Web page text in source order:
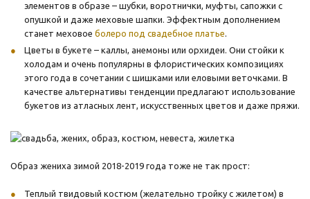
элементов в образе – шубки, воротнички, муфты, сапожки с
опушкой и даже меховые шапки. Эффектным дополнением
станет меховое болеро под свадебное платье.
Цветы в букете – каллы, анемоны или орхидеи. Они стойки к
холодам и очень популярны в флористических композициях
этого года в сочетании с шишками или еловыми веточками. В
качестве альтернативы тенденции предлагают использование
букетов из атласных лент, искусственных цветов и даже пряжи.
Образ жениха зимой 2018-2019 года тоже не так прост:
Теплый твидовый костюм (желательно тройку с жилетом) в